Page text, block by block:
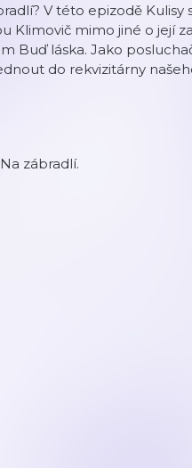
V této epizodě Kulisy
Klimovič mimo jiné o její
Buď láska. Jako
do rekvizitárny
zábradlí.